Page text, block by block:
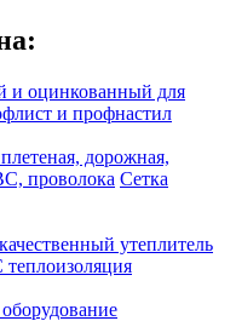
и оцинкованный для
и профнастил
дорожная,
проволока Сетка
утеплитель